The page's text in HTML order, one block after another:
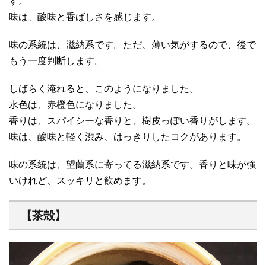
味は、酸味と香ばしさを感じます。
味の系統は、滋納系です。ただ、薄い気がするので、後で
もう一度判断します。
しばらく淹れると、このようになりました。
水色は、赤橙色になりました。
香りは、スパイシーな香りと、樹皮っぽい香りがします。
味は、酸味と軽く渋み、はっきりしたコクがあります。
味の系統は、望蘭系に寄ってる滋納系です。香りと味が強
いけれど、スッキリと飲めます。
【茶殻】